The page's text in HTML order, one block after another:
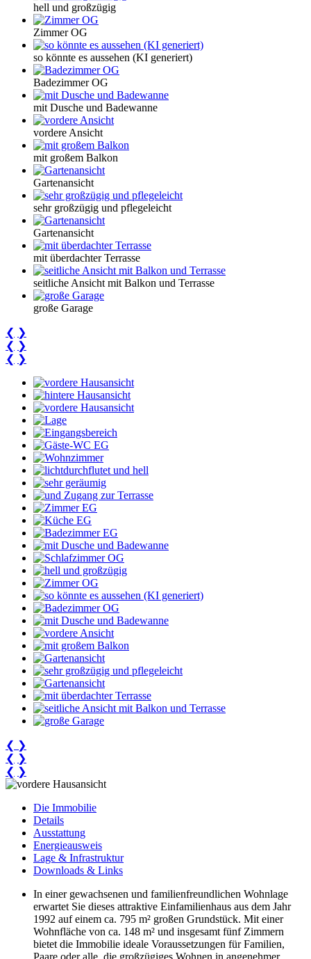
hell und großzügig
Zimmer OG
so könnte es aussehen (KI generiert)
Badezimmer OG
mit Dusche und Badewanne
vordere Ansicht
mit großem Balkon
Gartenansicht
sehr großzügig und pflegeleicht
Gartenansicht
mit überdachter Terrasse
seitliche Ansicht mit Balkon und Terrasse
große Garage
❮ ❯
❮ ❯
❮ ❯
❮ ❯
❮ ❯
❮ ❯
Die Immobilie
Details
Ausstattung
Energieausweis
Lage & Infrastruktur
Downloads & Links
In einer gewachsenen und familienfreundlichen Wohnlage
erwartet Sie dieses attraktive Einfamilienhaus aus dem Jahr
1992 auf einem ca. 795 m² großen Grundstück. Mit einer
Wohnfläche von ca. 148 m² und insgesamt fünf Zimmern
bietet die Immobilie ideale Voraussetzungen für Familien,
Paare oder alle, die großzügiges Wohnen in angenehmer